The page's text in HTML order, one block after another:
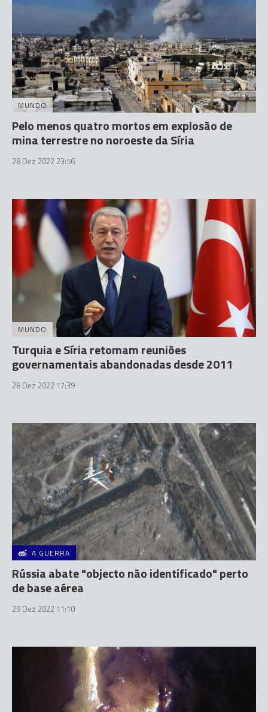
MUNDO
Pelo menos quatro mortos em explosão de
mina terrestre no noroeste da Síria
28 Dez 2022 23:56
MUNDO
Turquia e Síria retomam reuniões
governamentais abandonadas desde 2011
28 Dez 2022 17:39
A GUERRA
Rússia abate "objecto não identificado" perto
de base aérea
29 Dez 2022 11:10